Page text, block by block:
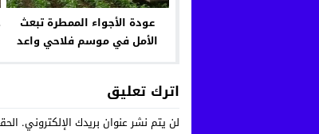
عودة الأجواء الممطرة تبعث
الأمل في موسم فلاحي واعد
اترك تعليق
لن يتم نشر عنوان بريدك الإلكتروني.